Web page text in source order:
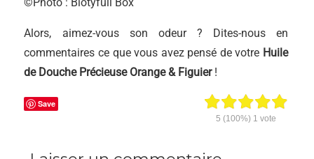
Alors, aimez-vous son odeur ? Dites-nous en
commentaires ce que vous avez pensé de votre Huile
de Douche Précieuse Orange & Figuier!
5 (100%) 1 vote
Save